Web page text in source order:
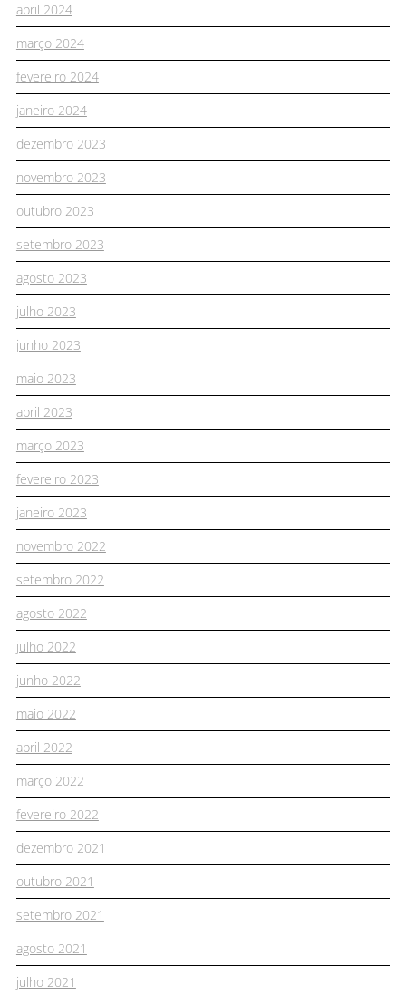
abril 2024
março 2024
fevereiro 2024
janeiro 2024
dezembro 2023
novembro 2023
outubro 2023
setembro 2023
agosto 2023
julho 2023
junho 2023
maio 2023
abril 2023
março 2023
fevereiro 2023
janeiro 2023
novembro 2022
setembro 2022
agosto 2022
julho 2022
junho 2022
maio 2022
abril 2022
março 2022
fevereiro 2022
dezembro 2021
outubro 2021
setembro 2021
agosto 2021
julho 2021